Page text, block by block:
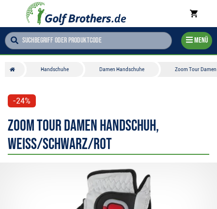
Menü
Handschuhe Damen Handschuhe Zoom Tour
-24%
Zoom Tour Damen Handschuh,
weiss/schwarz/rot